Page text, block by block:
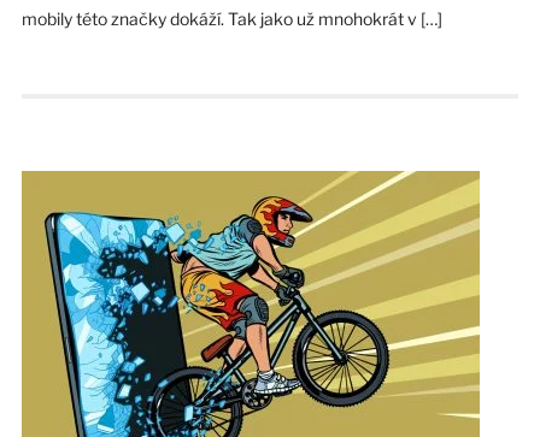
mobily této značky dokáží. Tak jako už mnohokrát v […]